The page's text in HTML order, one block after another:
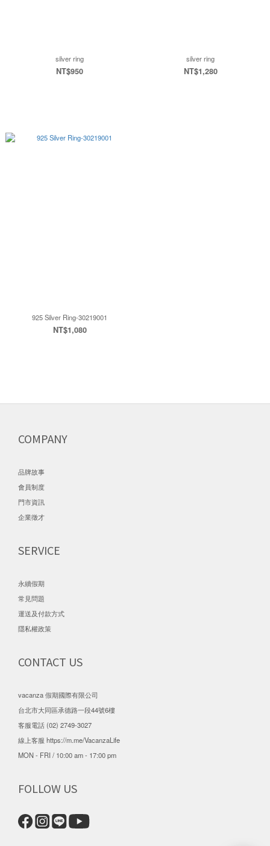
silver ring
NT$950
silver ring
NT$1,280
925 Silver Ring-30219001
NT$1,080
COMPANY
品牌故事
會員制度
門市資訊
企業徵才
SERVICE
永續假期
常見問題
運送及付款方式
隱私權政策
CONTACT US
vacanza 假期國際有限公司
台北市大同區承德路一段44號6樓
客服電話 (02) 2749-3027
線上客服 https://m.me/VacanzaLife
MON - FRI / 10:00 am - 17:00 pm
FOLLOW US